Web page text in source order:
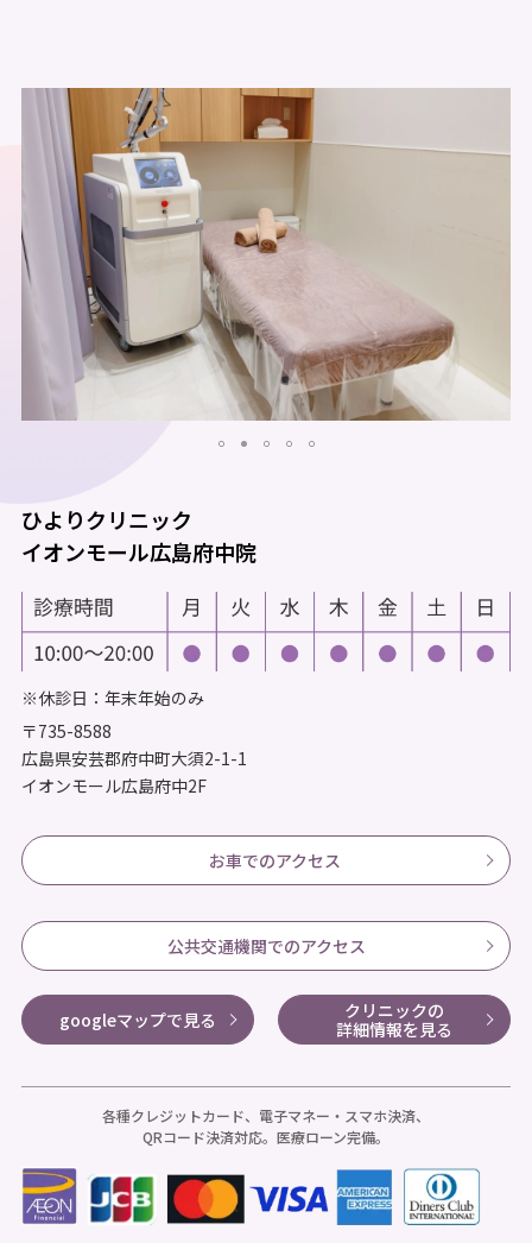
ひよりクリニック
イオンモール広島府中院
※休診日：年末年始のみ
〒735-8588
広島県安芸郡府中町大須2-1-1
イオンモール広島府中2F
お車でのアクセス
公共交通機関でのアクセス
googleマップで見る
クリニックの
詳細情報を見る
各種クレジットカード、電子マネー・スマホ決済、
QRコード決済対応。医療ローン完備。